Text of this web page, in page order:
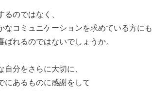
るのではなく、
なコミュニケーションを求めている方にも
ばれるのではないでしょうか。
分をさらに大切に、
にあるものに感謝をして